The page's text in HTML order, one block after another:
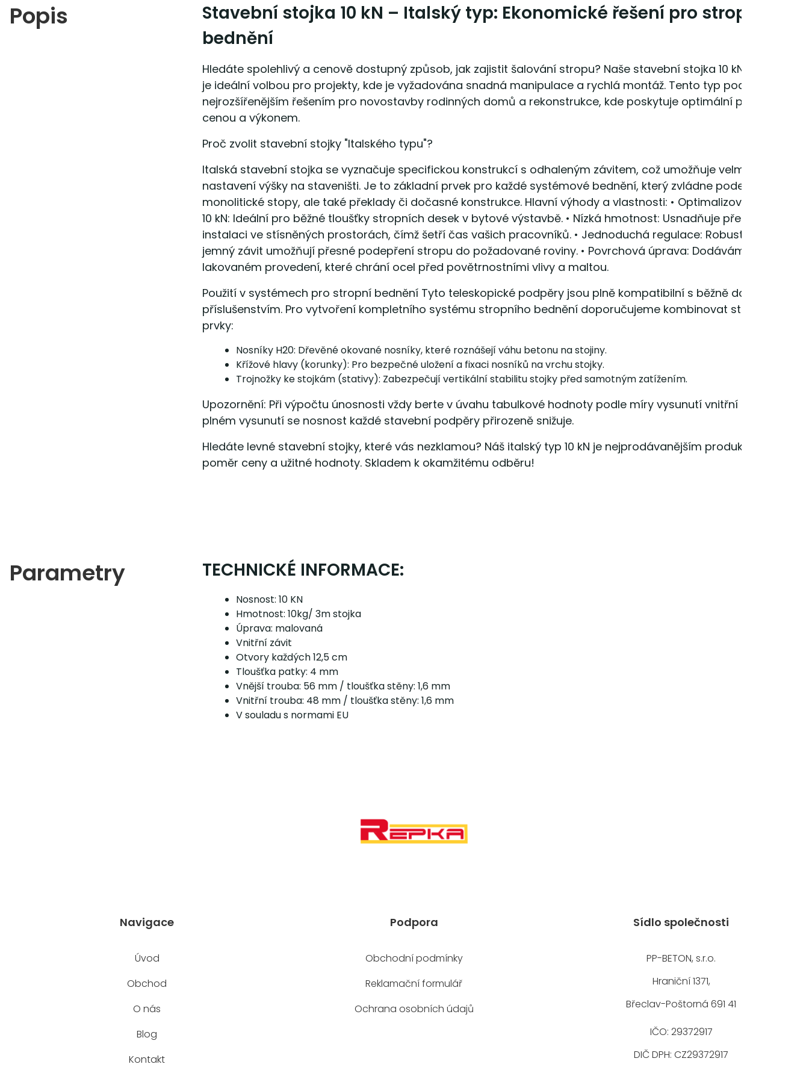
Popis
Stavební stojka 10 kN – Italský typ: Ekonomické řešení pro stropní
bednění
Hledáte spolehlivý a cenově dostupný způsob, jak zajistit šalování stropu? Naše stavební stojka 10 kN (italský
je ideální volbou pro projekty, kde je vyžadována snadná manipulace a rychlá montáž. Tento typ podpěry je
nejrozšířenějším řešením pro novostavby rodinných domů a rekonstrukce, kde poskytuje optimální poměr mezi
cenou a výkonem.
Proč zvolit stavební stojky "Italského typu"?
Italská stavební stojka se vyznačuje specifickou konstrukcí s odhaleným závitem, což umožňuje velmi rychlé
nastavení výšky na staveništi. Je to základní prvek pro každé systémové bednění, který zvládne podepřít nejen
monolitické stopy, ale také překlady či dočasné konstrukce. Hlavní výhody a vlastnosti: • Optimalizovaná nosnost
10 kN: Ideální pro běžné tloušťky stropních desek v bytové výstavbě. • Nízká hmotnost: Usnadňuje přenášení a
instalaci ve stísněných prostorách, čímž šetří čas vašich pracovníků. • Jednoduchá regulace: Robustní matice a
jemný závit umožňují přesné podepření stropu do požadované roviny. • Povrchová úprava: Dodáváme v
lakovaném provedení, které chrání ocel před povětrnostními vlivy a maltou.
Použití v systémech pro stropní bednění Tyto teleskopické podpěry jsou plně kompatibilní s běžně dostupným
příslušenstvím. Pro vytvoření kompletního systému stropního bednění doporučujeme kombinovat stojiny s
prvky:
Nosníky H20: Dřevěné okované nosníky, které roznášejí váhu betonu na stojiny.
Křížové hlavy (korunky): Pro bezpečné uložení a fixaci nosníků na vrchu stojky.
Trojnožky ke stojkám (stativy): Zabezpečují vertikální stabilitu stojky před samotným zatížením.
Upozornění: Při výpočtu únosnosti vždy berte v úvahu tabulkové hodnoty podle míry vysunutí vnitřní trouby. Při
plném vysunutí se nosnost každé stavební podpěry přirozeně snižuje.
Hledáte levné stavební stojky, které vás nezklamou? Náš italský typ 10 kN je nejprodávanějším produktem pro
poměr ceny a užitné hodnoty. Skladem k okamžitému odběru!
Parametry TECHNICKÉ INFORMACE:
Nosnost: 10 KN
Hmotnost: 10kg/ 3m stojka
Úprava: malovaná
Vnitřní závit
Otvory každých 12,5 cm
Tloušťka patky: 4 mm
Vnější trouba: 56 mm / tloušťka stěny: 1,6 mm
Vnitřní trouba: 48 mm / tloušťka stěny: 1,6 mm
V souladu s normami EU
Navigace
Úvod
Obchod
O nás
Blog
Kontakt
Podpora
Obchodní podmínky
Reklamační formulář
Ochrana osobních údajů
Sídlo společnosti
PP-BETON, s.r.o.
Hraniční 1371,
Břeclav-Poštorná 691 41
IČO: 29372917
DIČ DPH: CZ29372917